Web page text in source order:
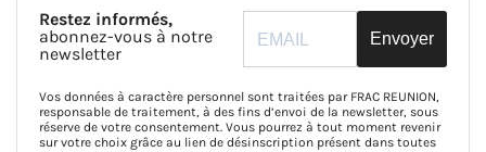
Restez informés,
abonnez-vous à notre
newsletter
Envoyer
Vos données à caractère personnel sont traitées par FRAC REUNION,
responsable de traitement, à des fins d’envoi de la newsletter, sous
réserve de votre consentement. Vous pourrez à tout moment revenir
sur votre choix grâce au lien de désinscription présent dans toutes